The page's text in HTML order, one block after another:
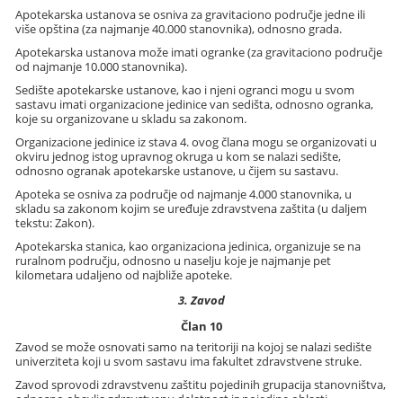
Apotekarska ustanova se osniva za gravitaciono područje jedne ili
više opština (za najmanje 40.000 stanovnika), odnosno grada.
Apotekarska ustanova može imati ogranke (za gravitaciono područje
od najmanje 10.000 stanovnika).
Sedište apotekarske ustanove, kao i njeni ogranci mogu u svom
sastavu imati organizacione jedinice van sedišta, odnosno ogranka,
koje su organizovane u skladu sa zakonom.
Organizacione jedinice iz stava 4. ovog člana mogu se organizovati u
okviru jednog istog upravnog okruga u kom se nalazi sedište,
odnosno ogranak apotekarske ustanove, u čijem su sastavu.
Apoteka se osniva za područje od najmanje 4.000 stanovnika, u
skladu sa zakonom kojim se uređuje zdravstvena zaštita (u daljem
tekstu: Zakon).
Apotekarska stanica, kao organizaciona jedinica, organizuje se na
ruralnom području, odnosno u naselju koje je najmanje pet
kilometara udaljeno od najbliže apoteke.
3. Zavod
Član 10
Zavod se može osnovati samo na teritoriji na kojoj se nalazi sedište
univerziteta koji u svom sastavu ima fakultet zdravstvene struke.
Zavod sprovodi zdravstvenu zaštitu pojedinih grupacija stanovništva,